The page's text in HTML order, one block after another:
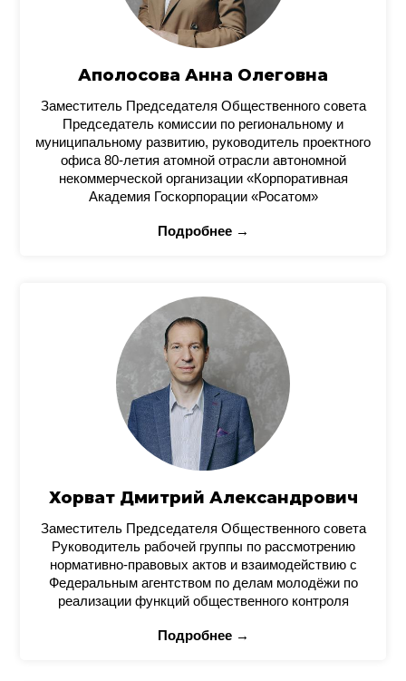
Аполосова Анна Олеговна
Заместитель Председателя Общественного совета
Председатель комиссии по региональному и
муниципальному развитию, руководитель проектного
офиса 80-летия атомной отрасли автономной
некоммерческой организации «Корпоративная
Академия Госкорпорации «Росатом»
Подробнее →
Хорват Дмитрий Александрович
Заместитель Председателя Общественного совета
Руководитель рабочей группы по рассмотрению
нормативно-правовых актов и взаимодействию с
Федеральным агентством по делам молодёжи по
реализации функций общественного контроля
Подробнее →